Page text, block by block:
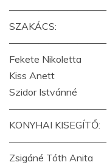
——————————
SZAKÁCS:
——————————
Fekete Nikoletta
Kiss Anett
Szidor Istvánné
——————————
KONYHAI KISEGÍTŐ:
——————————
Zsigáné Tóth Anita